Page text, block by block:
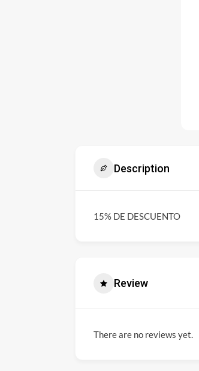
Description
15% DE DESCUENTO
Review
There are no reviews yet.